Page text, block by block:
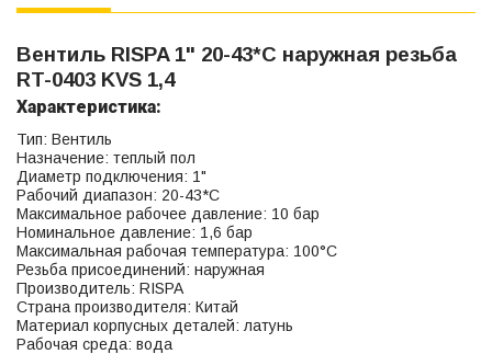
Вентиль RISPA 1" 20-43*С наружная резьба
RT-0403 KVS 1,4
Характеристика:
Тип: Вентиль
Назначение: теплый пол
Диаметр подключения: 1"
Рабочий диапазон: 20-43*C
Максимальное рабочее давление: 10 бар
Номинальное давление: 1,6 бар
Максимальная рабочая температура: 100°С
Резьба присоединений: наружная
Производитель: RISPA
Страна производителя: Китай
Материал корпусных деталей: латунь
Рабочая среда: вода